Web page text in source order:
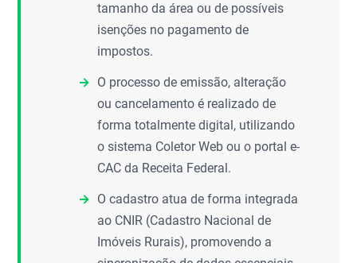
tamanho da área ou de possíveis
isenções no pagamento de
impostos.
O processo de emissão, alteração
ou cancelamento é realizado de
forma totalmente digital, utilizando
o sistema Coletor Web ou o portal e-
CAC da Receita Federal.
O cadastro atua de forma integrada
ao CNIR (Cadastro Nacional de
Imóveis Rurais), promovendo a